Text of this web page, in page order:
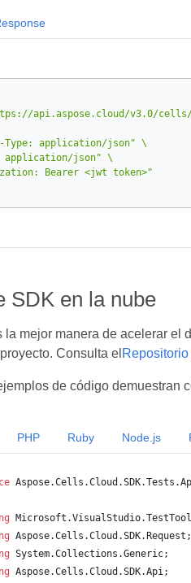
api.aspose.cloud/v3.0/cells/
Type: application/json"
application/json"
Bearer <jwt token>"
SDK en la nube
la mejor manera de acelerar el
Consulta el
de código demuestran
Aspose.Cells .Cloud .SDK.Tests .
Microsoft .VisualStudio.
Aspose.Cells .Cloud .SDK. Request ;
System.Collections .Generic;
Aspose.Cells .Cloud .SDK.Api;
PHP Ruby Node.js